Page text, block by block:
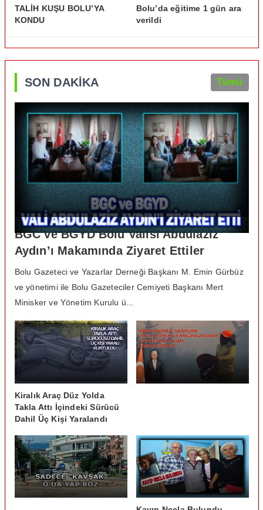
TALİH KUŞU BOLU’YA
KONDU
Bolu’da eğitime 1 gün ara
verildi
SON DAKİKA Tümü
BGC ve BGYD Bolu Valisi Abdulaziz
Aydın’ı Makamında Ziyaret Ettiler
Bolu Gazeteci ve Yazarlar Derneği Başkanı M. Emin Gürbüz
ve yönetimi ile Bolu Gazeteciler Cemiyeti Başkanı Mert
Minisker ve Yönetim Kurulu ü...
Kiralık Araç Düz Yolda
Takla Attı İçindeki Sürücü
Dahil Üç Kişi Yaralandı